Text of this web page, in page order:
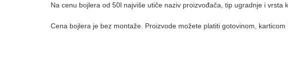
Na cenu bojlera od 50l najviše utiče naziv proizvođača, tip ugradnje i
Cena bojlera je bez montaže. Proizvode možete platiti gotovinom, karticom